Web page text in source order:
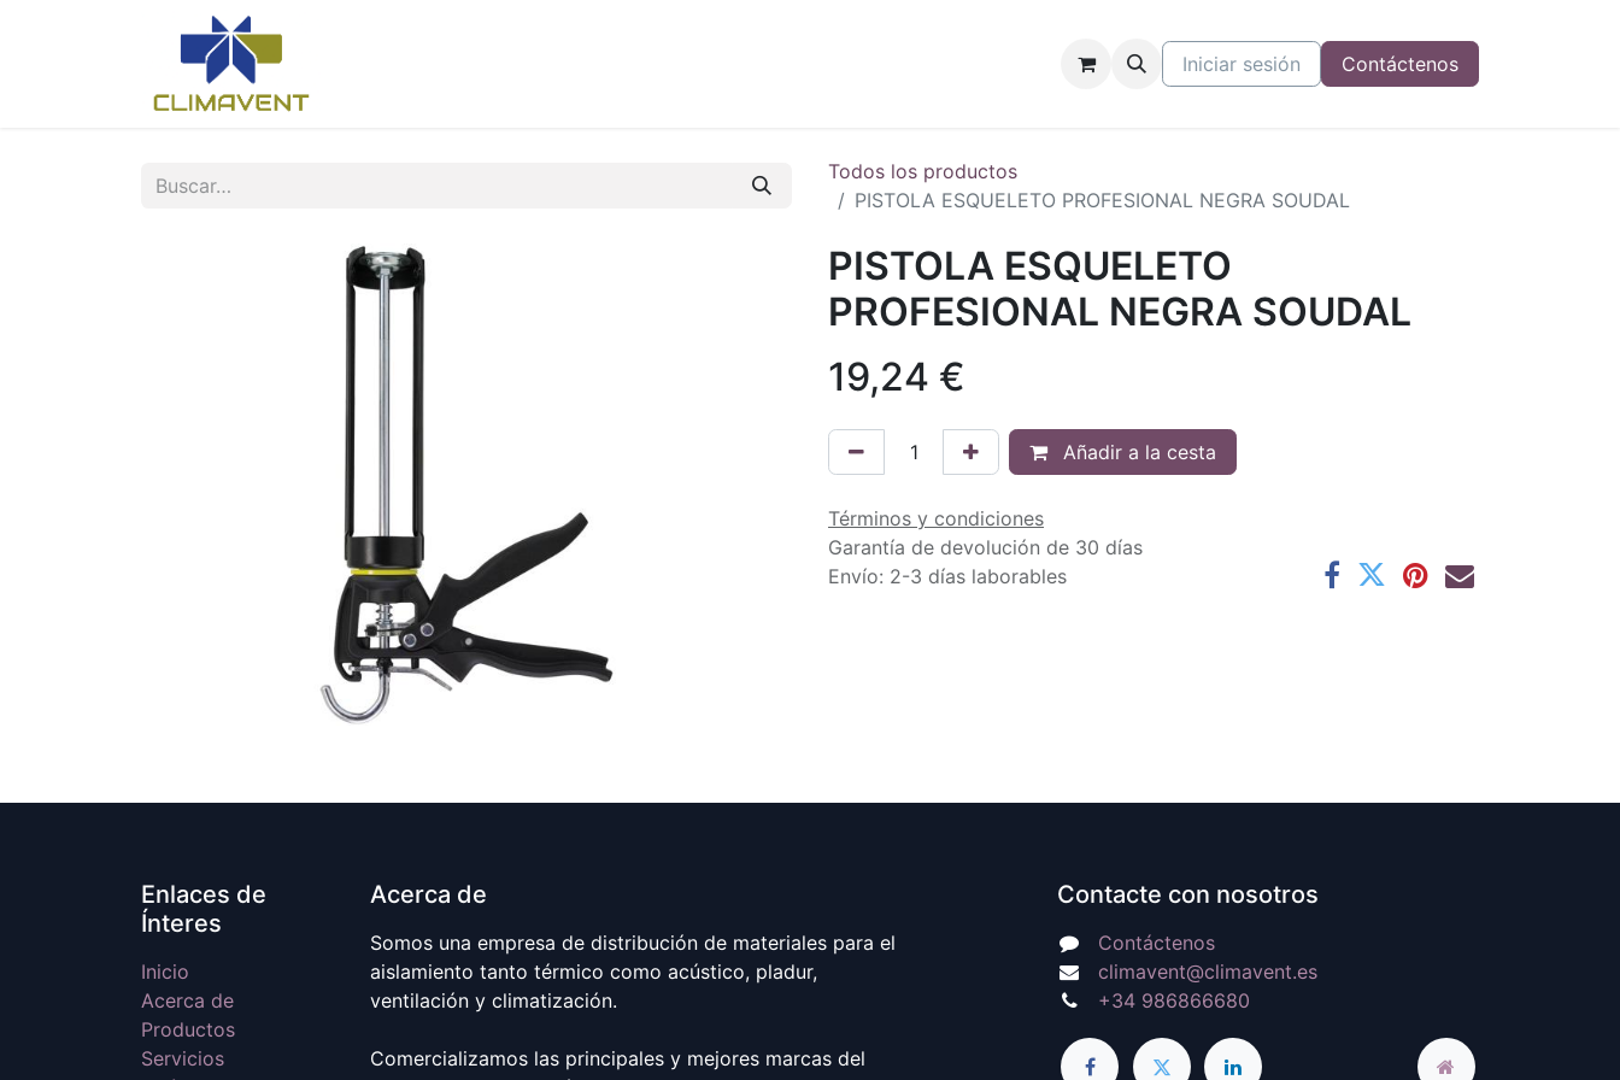
Iniciar sesión Contáctenos
Todos los productos
PISTOLA ESQUELETO PROFESIONAL NEGRA SOUDAL
PISTOLA ESQUELETO
PROFESIONAL NEGRA SOUDAL
19,24 €
Añadir a la cesta
Términos y condiciones
Garantía de devolución de 30 días
Envío: 2-3 días laborables
Enlaces de
Ínteres
Inicio
Acerca de
Productos
Servicios
Acerca de
Somos una empresa de distribución de materiales para el
aislamiento tanto térmico como acústico, pladur,
ventilación y climatización.
Comercializamos las principales y mejores marcas del
Contacte con nosotros
Contáctenos
climavent@climavent.es
+34 986866680